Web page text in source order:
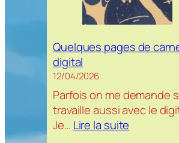
Quelques pages de
digital
12/04/2026
Parfois on me demande
travaille aussi avec le
Je… Lire la suite